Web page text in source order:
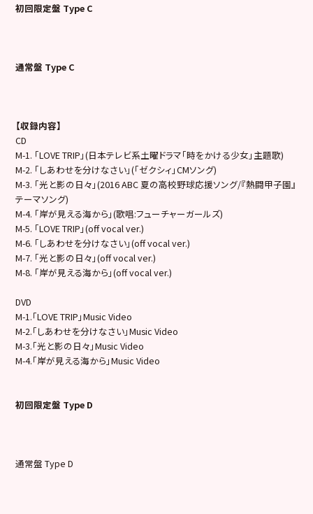
初回限定盤 Type C
通常盤 Type C
【収録内容】
CD
M-1. 「LOVE TRIP」(日本テレビ系土曜ドラマ「時をかける少女」主題歌)
M-2. 「しあわせを分けなさい」(「ゼクシィ」CMソング)
M-3. 「光と影の日々」(2016 ABC 夏の高校野球応援ソング/『熱闘甲子園』
テーマソング)
M-4. 「岸が見える海から」(歌唱:フューチャーガールズ)
M-5. 「LOVE TRIP」(off vocal ver.)
M-6. 「しあわせを分けなさい」(off vocal ver.)
M-7. 「光と影の日々」(off vocal ver.)
M-8. 「岸が見える海から」(off vocal ver.)
DVD
M-1.「LOVE TRIP」Music Video
M-2.「しあわせを分けなさい」Music Video
M-3.「光と影の日々」Music Video
M-4.「岸が見える海から」Music Video
初回限定盤 Type D
通常盤 Type D